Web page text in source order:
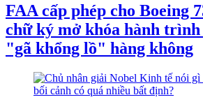
FAA cấp phép cho Boeing
chữ ký mở khóa hành trình
"gã khổng lồ" hàng không